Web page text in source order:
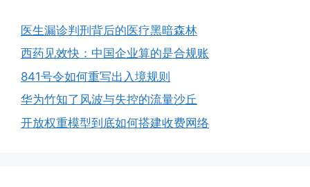
医生漏诊判刑背后的医疗黑暗森林
西药见效快：中国企业算的是合规账
841号令如何重写出入境规则
华为竹知了风波与失控的流量沙丘
开放权重模型到底如何搭建收费网络